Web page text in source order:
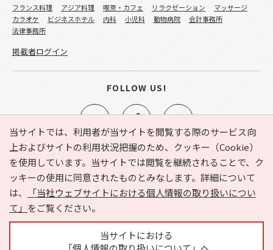
当サイトでは、利用者が当サイトを閲覧する際のサービス向
上およびサイトの利用状況把握のため、クッキー（Cookie）
を使用しています。当サイトでは閲覧を継続されることで、ク
ッキーの使用に同意されたものとみなします。詳細について
は、
「当社ウェブサイトにおける個人情報の取り扱いについ
て」 をご覧ください。
当サイトにおける
e-NAVITA（イーナビタ）とは？ お気に入り
ヘルプ
利用規約
個人情報の取り扱いについて
運営会社
サイトマップ
広告掲載に関するお問い合わせ
フランス料理
アジア料理 喫茶・カフェ リラクゼーション
マッサージ
カラオケ
ビジネスホテル 内科 小児科 動物病院
会計事務所
法律事務所
掲載者ログイン
FOLLOW US!